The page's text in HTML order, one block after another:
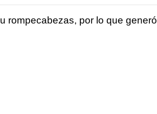
rompecabezas, por lo que